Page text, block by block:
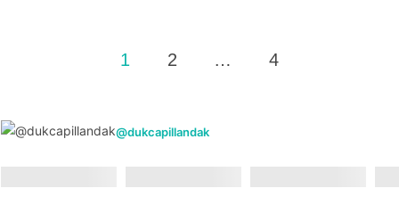
1 2 … 4
@dukcapillandak